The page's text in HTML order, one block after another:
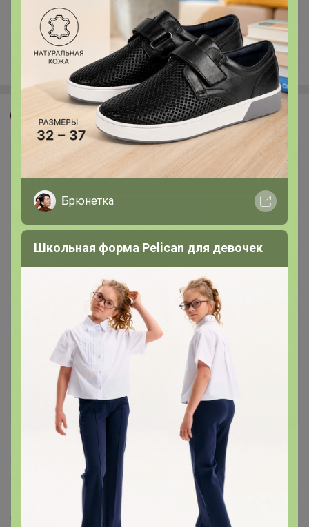
+90
СЛАДКАЯ
✨FISSМАN✨ Сковороды, термокружки,
сервировка, бутылки для воды
Стоп 14 августа
Брюнетка
Школьная форма Pelican для девочек